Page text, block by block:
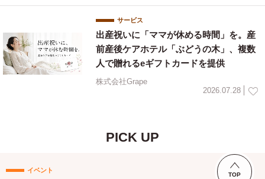
サービス
出産祝いに「ママが休める時間」を。産
前産後ケアホテル「ぶどうの木」、複数
人で贈れるeギフトカードを提供
株式会社Grape
2026.07.28
PICK UP
イベント
TOP